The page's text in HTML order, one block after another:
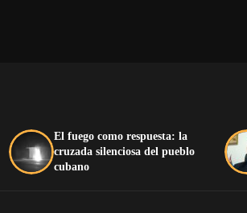
El fuego como respuesta: la
cruzada silenciosa del pueblo
cubano